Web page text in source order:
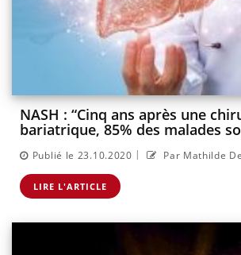
NASH : “Cinq ans après une
bariatrique, 85% des malades
Publié le 23.10.2020 | Par Mathilde
LIRE L'ARTICLE